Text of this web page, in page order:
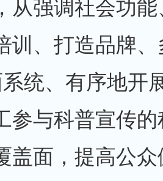
从强调社会功
训、打造品牌
统、有序地开
参与科普宣传
盖面，提高公